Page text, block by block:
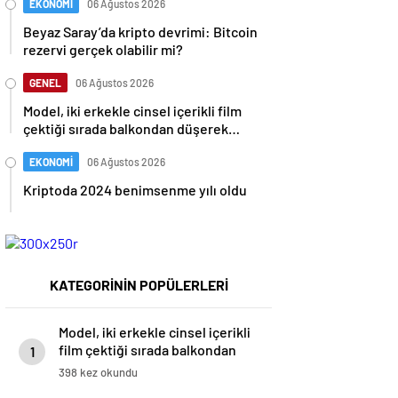
EKONOMİ 06 Ağustos 2026
Beyaz Saray’da kripto devrimi: Bitcoin
rezervi gerçek olabilir mi?
GENEL 06 Ağustos 2026
Model, iki erkekle cinsel içerikli film
çektiği sırada balkondan düşerek
EKONOMİ 06 Ağustos 2026
Kriptoda 2024 benimsenme yılı oldu
KATEGORİNİN POPÜLERLERİ
1
Model, iki erkekle cinsel içerikli
film çektiği sırada balkondan
düşerek hayatını kaybetti
398 kez okundu